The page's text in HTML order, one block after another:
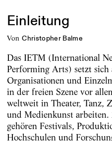
Einleitung
von Christopher Balme
Das IETM (International
Performing Arts) setzt sich
Organisationen und
in der freien Szene vor
weltweit in Theater, Tanz,
und Medienkunst
gehören Festivals,
Hochschulen und